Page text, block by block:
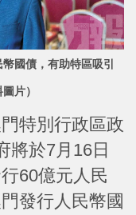
國債，有助特區吸引
片）
特別行政區政
將於7月16日
60億元人民
發行人民幣國